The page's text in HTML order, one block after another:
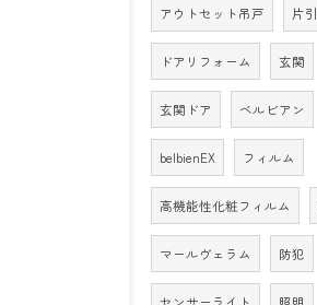
アウトセット吊戸 片引
ドアリフォーム 玄関
玄関ドア ベルビアン
belbienEX フィルム
高機能性化粧フィルム
マールヴェラム 防犯